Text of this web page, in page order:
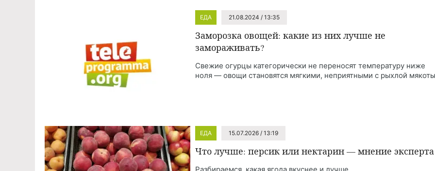
ЕДА 21.08.2024 / 13:35
Заморозка овощей: какие из них лучше не
замораживать?
Свежие огурцы категорически не переносят температуру ниже
ноля — овощи становятся мягкими, неприятными с рыхлой
ЕДА 15.07.2026 / 13:19
Что лучше: персик или нектарин — мнение эксперта